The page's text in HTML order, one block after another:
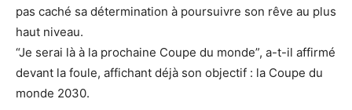
pas caché sa détermination à poursuivre son rêve au plus
haut niveau.
“Je serai là à la prochaine Coupe du monde”, a-t-il affirmé
devant la foule, affichant déjà son objectif : la Coupe du
monde 2030.